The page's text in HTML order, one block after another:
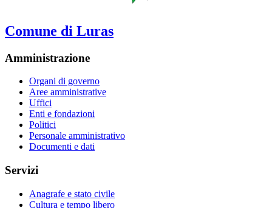
Comune di Luras
Amministrazione
Organi di governo
Aree amministrative
Uffici
Enti e fondazioni
Politici
Personale amministrativo
Documenti e dati
Servizi
Anagrafe e stato civile
Cultura e tempo libero